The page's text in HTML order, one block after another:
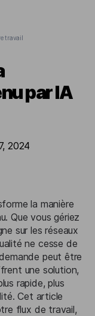
travail
par IA
2024
la manière
Que vous gériez
sur les réseaux
ne cesse de
peut être
une solution,
rapide, plus
Cet article
flux de travail,